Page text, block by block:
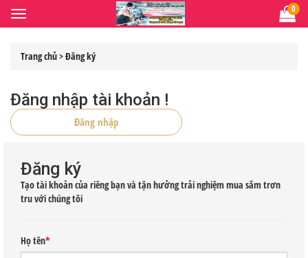
Toggle
navigation
0
Trang chủ>Đăng ký
Đăng nhập tài khoản !
Đăng nhập
Đăng ký
Tạo tài khoản của riêng bạn và tận hưởng trải nghiệm mua sắm trơn
tru với chúng tôi
Họ tên*